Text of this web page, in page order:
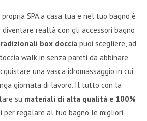
SPA a casa tua e nel tuo bagno è
realtà con gli accessori bagno
box doccia puoi scegliere, ad
walk in senza pareti da abbinare
una vasca idromassaggio in cui
giornata di lavoro. Il tutto con la
su materiali di alta qualità e 100%
per regalare al tuo bagno le migliori